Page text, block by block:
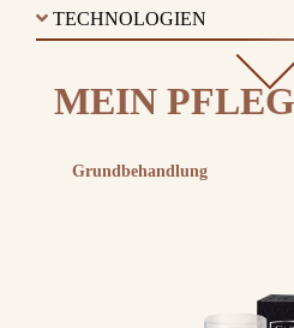
TECHNOLOGIEN
MEIN
Grundbehandlung